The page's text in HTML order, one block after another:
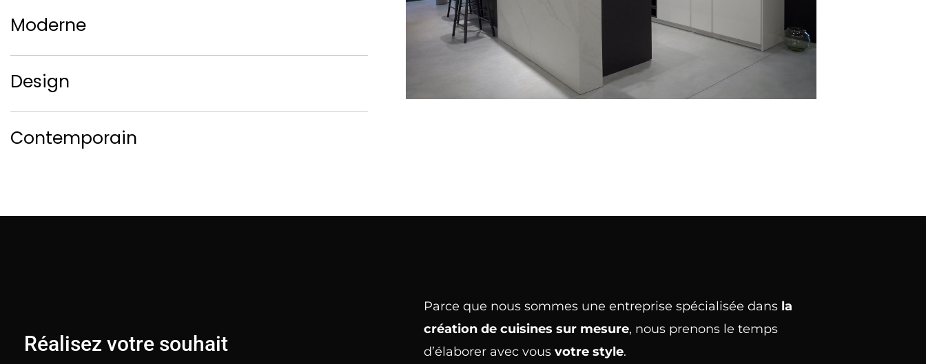
Moderne
Design
Contemporain
Réalisez votre souhait
Parce que nous sommes une entreprise spécialisée dans la
création de cuisines sur mesure, nous prenons le temps
d’élaborer avec vous votre style.